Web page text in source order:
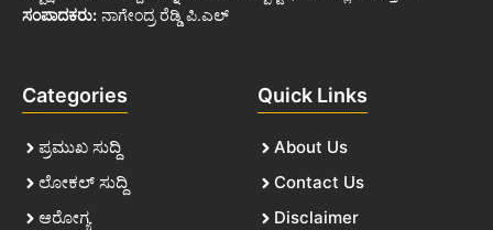
ಸಂಪಾದಕರು: ನಾಗೇಂದ್ರ ರೆಡ್ಡಿ ಪಿ.ಎಲ್
Categories
ಪ್ರಮುಖ ಸುದ್ದಿ
ಲೋಕಲ್ ಸುದ್ದಿ
ಆರೋಗ್ಯ
Quick Links
About Us
Contact Us
Disclaimer